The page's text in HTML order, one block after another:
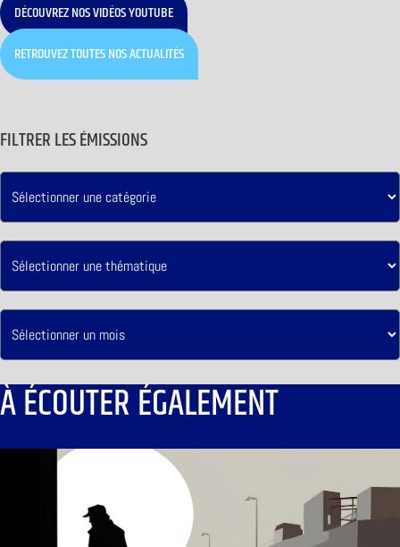
DÉCOUVREZ NOS VIDÉOS YOUTUBE
RETROUVEZ TOUTES NOS ACTUALITÉS
FILTRER LES ÉMISSIONS
À ÉCOUTER ÉGALEMENT